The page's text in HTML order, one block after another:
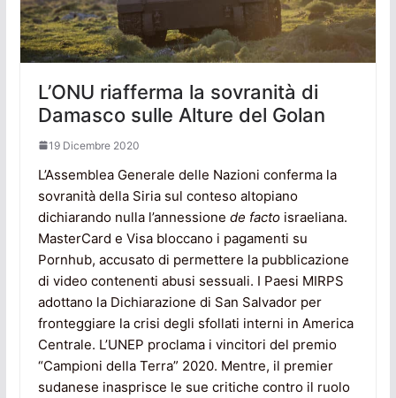
L’ONU riafferma la sovranità di
Damasco sulle Alture del Golan
19 Dicembre 2020
L’Assemblea Generale delle Nazioni conferma la
sovranità della Siria sul conteso altopiano
dichiarando nulla l’annessione de factoisraeliana.
MasterCard e Visa bloccano i pagamenti su
Pornhub, accusato di permettere la pubblicazione
di video contenenti abusi sessuali. I Paesi MIRPS
adottano la Dichiarazione di San Salvador per
fronteggiare la crisi degli sfollati interni in America
Centrale. L’UNEP proclama i vincitori del premio
“Campioni della Terra” 2020. Mentre, il premier
sudanese inasprisce le sue critiche contro il ruolo